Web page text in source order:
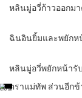
หลิน​มู่อวี่​ก้าว​ออกม
ฉิน​อิน​ยิ้ม​และ​พยักห
หลิน​มู่อวี่​พยักหน้า​รั
ตรา​แม่ทัพ​ ส่วน​อีก​